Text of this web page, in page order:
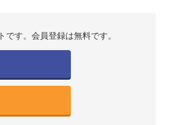
す。会員登録は無料です。